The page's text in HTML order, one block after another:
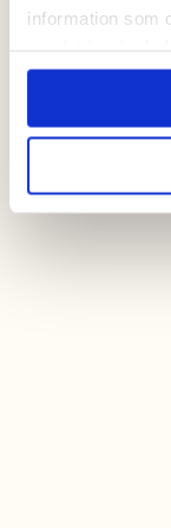
information som